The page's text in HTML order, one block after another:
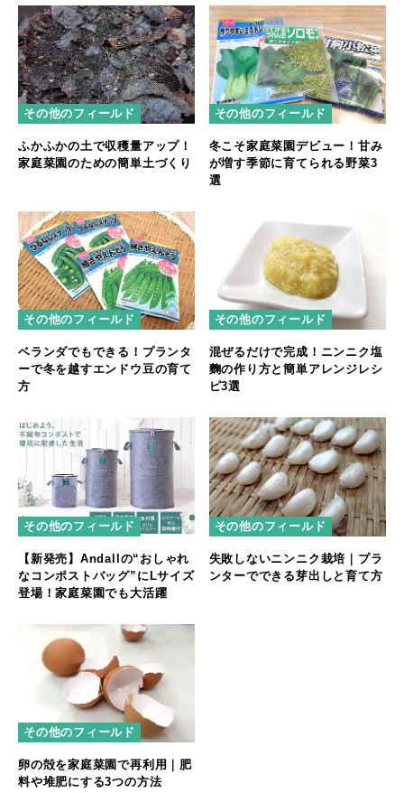
その他のフィールド
ふかふかの土で収穫量アップ！
家庭菜園のための簡単土づくり
その他のフィールド
冬こそ家庭菜園デビュー！甘み
が増す季節に育てられる野菜3
選
その他のフィールド
ベランダでもできる！プランタ
ーで冬を越すエンドウ豆の育て
方
その他のフィールド
混ぜるだけで完成！ニンニク塩
麴の作り方と簡単アレンジレシ
ピ3選
その他のフィールド
【新発売】Andallの“おしゃれ
なコンポストバッグ”にLサイズ
登場！家庭菜園でも大活躍
その他のフィールド
失敗しないニンニク栽培｜プラ
ンターでできる芽出しと育て方
その他のフィールド
卵の殻を家庭菜園で再利用｜肥
料や堆肥にする3つの方法